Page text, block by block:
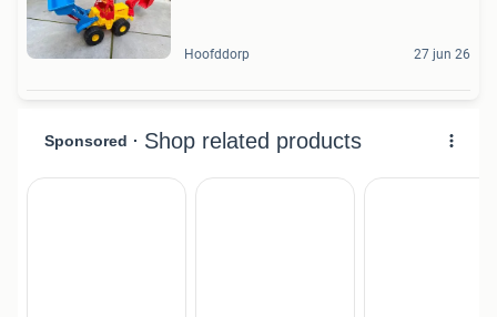
Hoofddorp 27 jun 26